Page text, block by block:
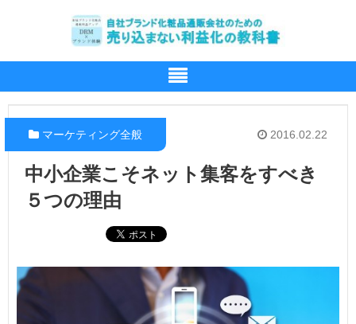
2016.02.22
マーケティング全般
中小企業こそネット集客をすべき
５つの理由